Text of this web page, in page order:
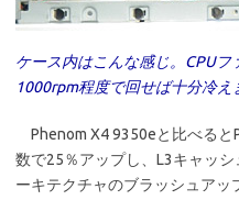
ケース内はこんな感じ。CPUフ
1000rpm程度で回せば十分冷え
Phenom X4 9350eと比べると
数で25％アップし、L3キャッ
ーキテクチャのブラッシュアッ